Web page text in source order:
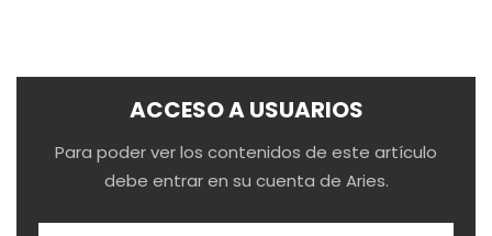
ACCESO A USUARIOS
Para poder ver los contenidos de este artículo
debe entrar en su cuenta de Aries.